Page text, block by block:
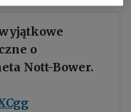
o
Nott-Bower.